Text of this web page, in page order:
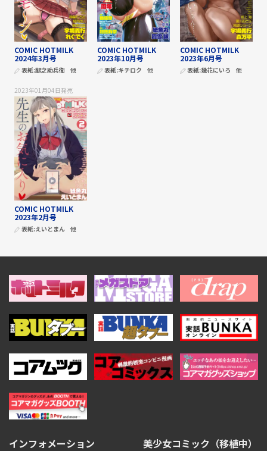
COMIC HOTMILK
2024年3月号
表紙:腿之助兵衛 他
COMIC HOTMILK
2023年10月号
表紙:キチロク 他
COMIC HOTMILK
2023年6月号
表紙:幾花にいろ 他
2023年01月04日発売
COMIC HOTMILK
2023年2月号
表紙:えいとまん 他
インフォメーション
美少女コミック（移植中）